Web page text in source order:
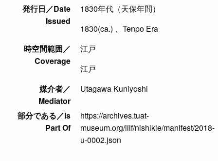
発行日／Date
Issued
1830年代（天保年間）
1830(ca.) 、Tenpo Era
時空間範囲／
Coverage
江戸
江戸
媒介者／
Mediator
Utagawa Kuniyoshi
部分である／Is
Part Of
https://archives.tuat-
museum.org/iiif/nishikie/manifest/2018-
u-0002.json